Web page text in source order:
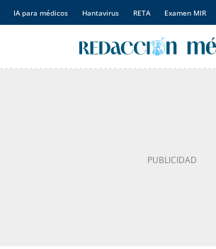
IA para médicos Hantavirus RETA Examen MIR